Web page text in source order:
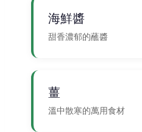
海鮮醬
甜香濃郁的蘸醬
薑
溫中散寒的萬用食材